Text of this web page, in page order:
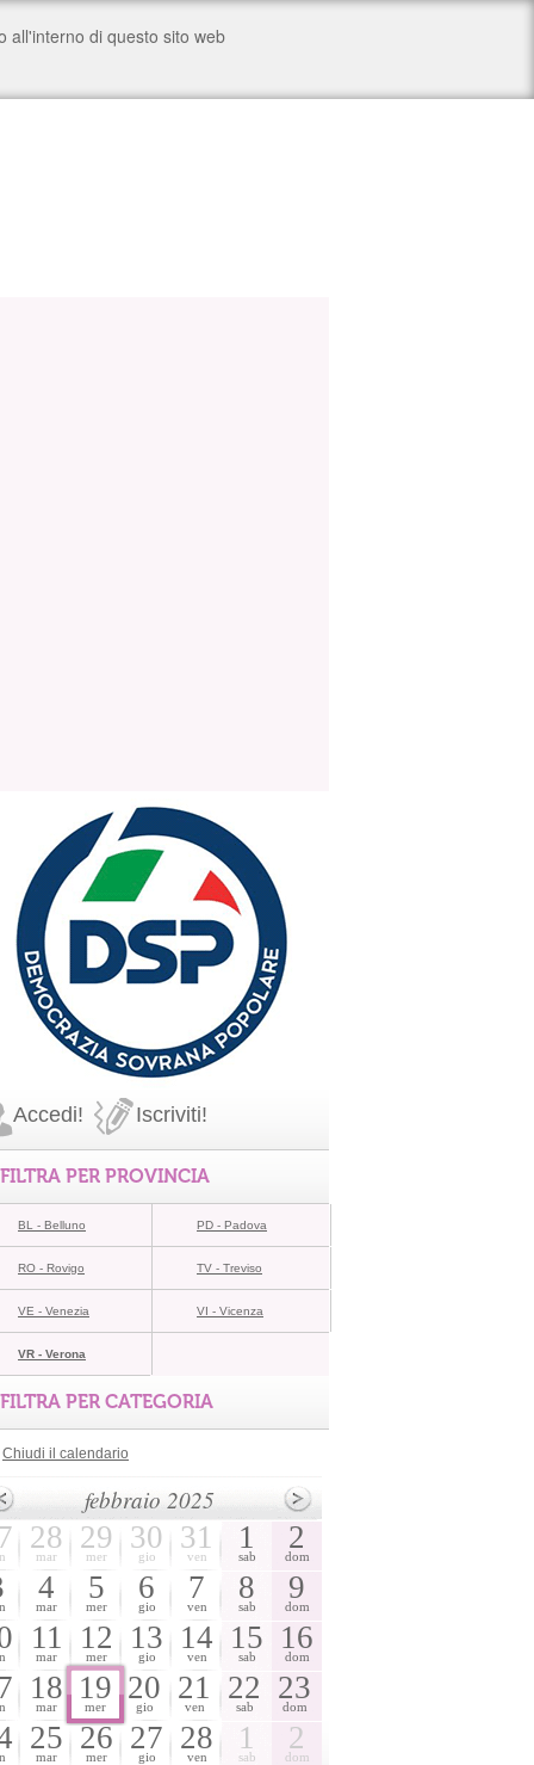
Accedi! Iscriviti!
FILTRA PER PROVINCIA
BL - Belluno PD - Padova
RO - Rovigo TV - Treviso
VE - Venezia VI - Vicenza
VR - Verona
FILTRA PER CATEGORIA
Chiudi il calendario
febbraio 2025
28
mar
29
mer
30
gio
31
ven
1
sab
2
dom
4
mar
5
mer
6
gio
7
ven
8
sab
9
dom
11
mar
12
mer
13
gio
14
ven
15
sab
16
dom
18
mar
19
mer
20
gio
21
ven
22
sab
23
dom
25
mar
26
mer
27
gio
28
ven
1
sab
2
dom